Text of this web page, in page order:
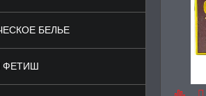
БЕЛЬЕ
ФЕТИШ